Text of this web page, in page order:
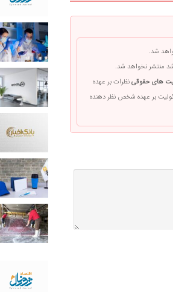
شد.
منتشر نخواهد شد.
های حقوقینظرات بر عهده
بر عهده شخص نظر دهنده